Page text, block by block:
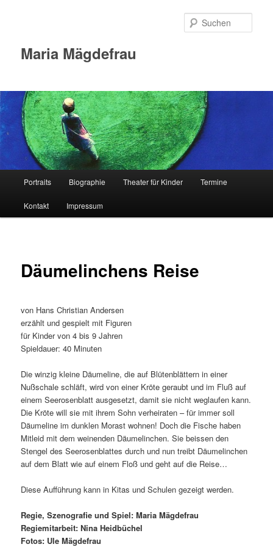
Maria Mägdefrau
Portraits Biographie Theater für Kinder Termine
Kontakt Impressum
Däumelinchens Reise
von Hans Christian Andersen
erzählt und gespielt mit Figuren
für Kinder von 4 bis 9 Jahren
Spieldauer: 40 Minuten
Die winzig kleine Däumeline, die auf Blütenblättern in einer
Nußschale schläft, wird von einer Kröte geraubt und im Fluß auf
einem Seerosenblatt ausgesetzt, damit sie nicht weglaufen kann.
Die Kröte will sie mit ihrem Sohn verheiraten – für immer soll
Däumeline im dunklen Morast wohnen! Doch die Fische haben
Mitleid mit dem weinenden Däumelinchen. Sie beissen den
Stengel des Seerosenblattes durch und nun treibt Däumelinchen
auf dem Blatt wie auf einem Floß und geht auf die Reise…
Diese Aufführung kann in Kitas und Schulen gezeigt werden.
Regie, Szenografie und Spiel: Maria Mägdefrau
Regiemitarbeit: Nina Heidbüchel
Fotos: Ule Mägdefrau